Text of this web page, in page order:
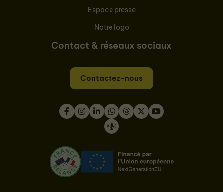
Espace presse
Notre logo
Contact & réseaux sociaux
Contactez-nous
Instagram
LinkedInWhatsApp